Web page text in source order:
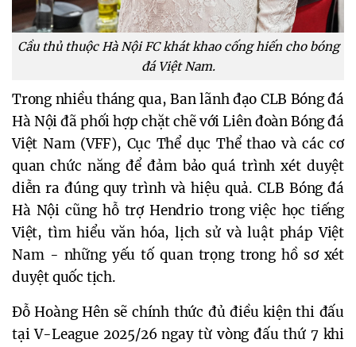
Cầu thủ thuộc Hà Nội FC khát khao cống hiến cho bóng
đá Việt Nam.
Trong nhiều tháng qua, Ban lãnh đạo CLB Bóng đá
Hà Nội đã phối hợp chặt chẽ với Liên đoàn Bóng đá
Việt Nam (VFF), Cục Thể dục Thể thao và các cơ
quan chức năng để đảm bảo quá trình xét duyệt
diễn ra đúng quy trình và hiệu quả. CLB Bóng đá
Hà Nội cũng hỗ trợ Hendrio trong việc học tiếng
Việt, tìm hiểu văn hóa, lịch sử và luật pháp Việt
Nam - những yếu tố quan trọng trong hồ sơ xét
duyệt quốc tịch.
Đỗ Hoàng Hên sẽ chính thức đủ điều kiện thi đấu
tại V-League 2025/26 ngay từ vòng đấu thứ 7 khi